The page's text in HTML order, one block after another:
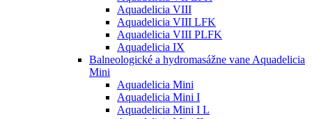
Aquadelicia VIII
Aquadelicia VIII LFK
Aquadelicia VIII PLFK
Aquadelicia IX
Balneologické a hydromasážne vane Aquadelicia
Mini
Aquadelicia Mini
Aquadelicia Mini I
Aquadelicia Mini I L